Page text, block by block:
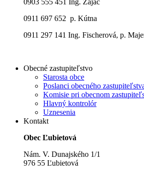
0903 555 451 Ing. Zajac
0911 697 652 p. Kútna
0911 297 141 Ing. Fischerová, p.
Obecné zastupiteľstvo
Starosta obce
Poslanci obecného
Komisie pri obecnom
Hlavný kontrolór
Uznesenia
Kontakt
Obec Ľubietová
Nám. V. Dunajského 1/1
976 55 Ľubietová